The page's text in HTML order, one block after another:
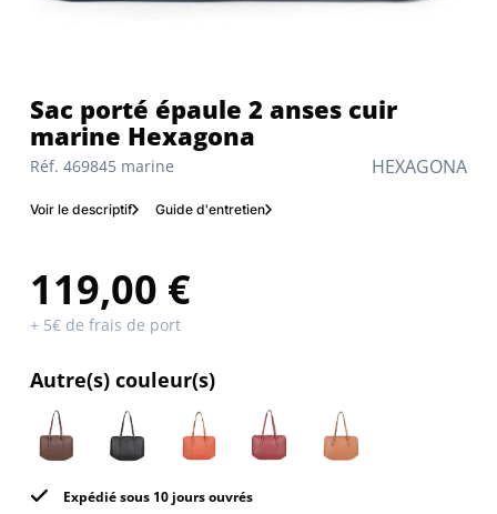
HEXAGONA
Réf. 469845 marine
Sac porté épaule 2 anses cuir
marine Hexagona
Voir le descriptif Guide d'entretien
119,00 €
+ 5€ de frais de port
Autre(s) couleur(s)
Expédié sous 10 jours ouvrés